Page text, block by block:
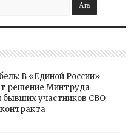
В «Единой России»
решение Минтруда
бывших участников СВО